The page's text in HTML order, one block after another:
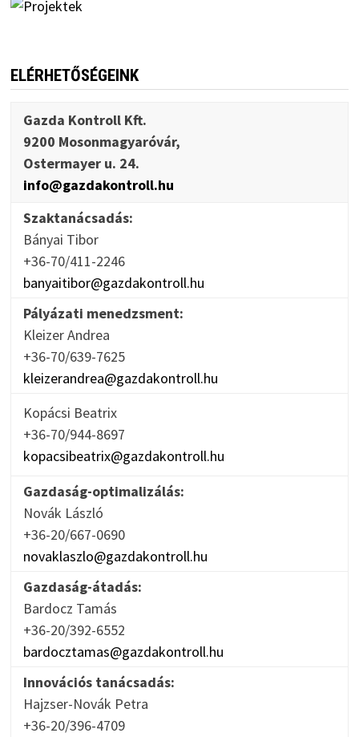
ELÉRHETŐSÉGEINK
Gazda Kontroll Kft.
9200 Mosonmagyaróvár,
Ostermayer u. 24.
info@gazdakontroll.hu
Szaktanácsadás:
Bányai Tibor
+36-70/411-2246
banyaitibor@gazdakontroll.hu
Pályázati menedzsment:
Kleizer Andrea
+36-70/639-7625
kleizerandrea@gazdakontroll.hu
Kopácsi Beatrix
+36-70/944-8697
kopacsibeatrix@gazdakontroll.hu
Gazdaság-optimalizálás:
Novák László
+36-20/667-0690
novaklaszlo@gazdakontroll.hu
Gazdaság-átadás:
Bardocz Tamás
+36-20/392-6552
bardocztamas@gazdakontroll.hu
Innovációs tanácsadás:
Hajzser-Novák Petra
+36-20/396-4709